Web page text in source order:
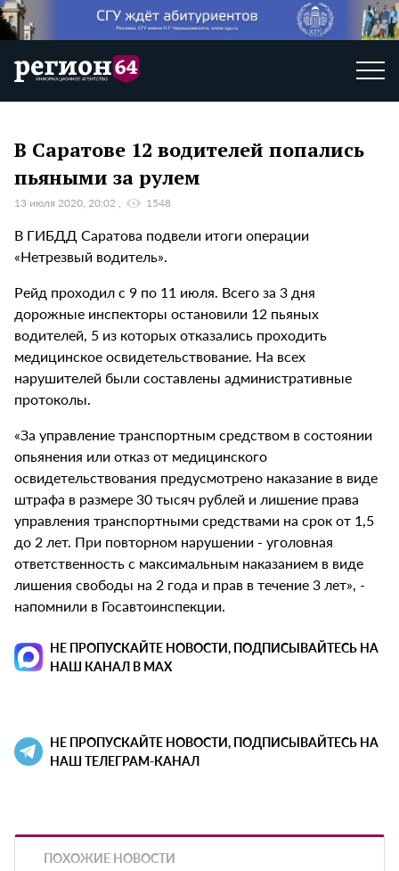
В Саратове 12 водителей попались
пьяными за рулем
13 июля 2020, 20:02 1548
В ГИБДД Саратова подвели итоги операции
«Нетрезвый водитель».
Рейд проходил с 9 по 11 июля. Всего за 3 дня
дорожные инспекторы остановили 12 пьяных
водителей, 5 из которых отказались проходить
медицинское освидетельствование. На всех
нарушителей были составлены административные
протоколы.
«За управление транспортным средством в состоянии
опьянения или отказ от медицинского
освидетельствования предусмотрено наказание в виде
штрафа в размере 30 тысяч рублей и лишение права
управления транспортными средствами на срок от 1,5
до 2 лет. При повторном нарушении - уголовная
ответственность с максимальным наказанием в виде
лишения свободы на 2 года и прав в течение 3 лет», -
напомнили в Госавтоинспекции.
НЕ ПРОПУСКАЙТЕ НОВОСТИ, ПОДПИСЫВАЙТЕСЬ НА
НАШ КАНАЛ В MAX
НЕ ПРОПУСКАЙТЕ НОВОСТИ, ПОДПИСЫВАЙТЕСЬ НА
НАШ ТЕЛЕГРАМ-КАНАЛ
ПОХОЖИЕ НОВОСТИ